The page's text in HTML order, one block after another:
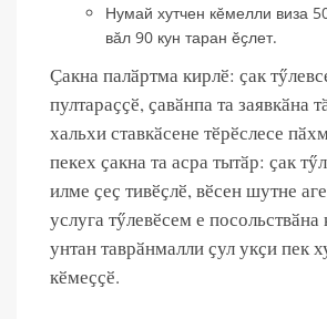
Нумай хутчен кӗмелли виза
вӑл 90 кун таран ӗҫлет.
Ҫакна палӑртма кирлӗ: ҫак
пултараҫҫӗ, ҫавӑнпа та заявкӑна
хальхи ставкӑсене тӗрӗслесе
пекех ҫакна та асра тытӑр: ҫак
илме ҫеҫ тивӗҫлӗ, вӗсен шутне
услуга тӳлевӗсем е посольствӑна
унтан таврӑнмалли ҫул укҫи пек
кӗмеҫҫӗ.